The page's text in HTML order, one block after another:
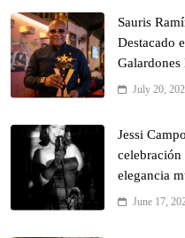
Sauris
Destacado
July 20,
Jessi
celebración
elegancia
June 17,